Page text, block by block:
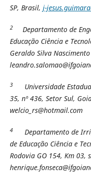
SP, Brasil, j-
2Departamento de
Educação Ciência e
Geraldo Silva
3 Universidade
35, nº 436, Setor Sul,
welcio_rs@hotmail.com
4 Departamento de
de Educação Ciência e
Rodovia GO 154, Km 03,